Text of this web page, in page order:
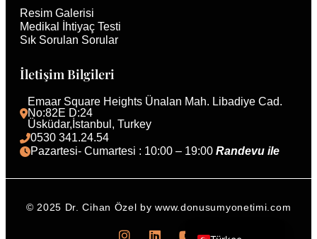
Resim Galerisi
Medikal İhtiyaç Testi
Sık Sorulan Sorular
İletişim Bilgileri
Emaar Square Heights Ünalan Mah. Libadiye Cad.
No:82E D:24
Üsküdar,İstanbul, Turkey
0530 341.24.54
Pazartesi- Cumartesi : 10:00 – 19:00 Randevu ile
© 2025 Dr. Cihan Özel by www.donusumyonetimi.com
English (UK)